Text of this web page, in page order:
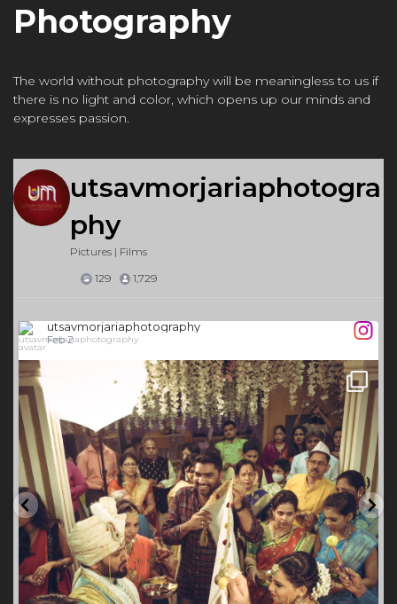
Photography
The world without photography will be meaningless to us if
there is no light and color, which opens up our minds and
expresses passion.
utsavmorjariaphotogra
phy
Pictures | Films
129
1,729
utsavmorjariaphotography
Jan 15